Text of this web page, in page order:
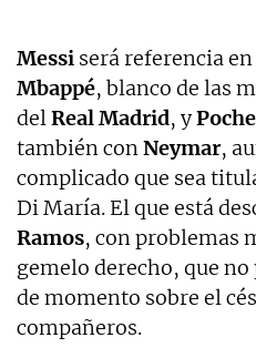
Messi será referencia
Mbappé, blanco de las
delReal Madrid, y
también conNeymar,
complicado que sea
Di María. El que está
Ramos, con problemas
gemelo derecho, que no
de momento sobre el
compañeros.